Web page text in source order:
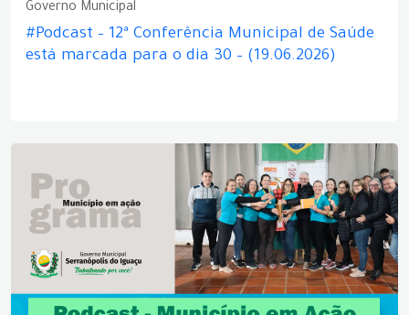
Governo Municipal
#Podcast – 12ª Conferência Municipal de Saúde
está marcada para o dia 30 – (19.06.2026)